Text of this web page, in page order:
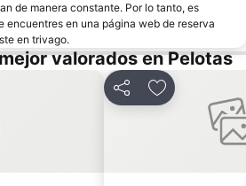
de manera constante. Por lo tanto, es
encuentres en una página web de reserva
en trivago.
valorados en Pelotas
CompartirAñadir a